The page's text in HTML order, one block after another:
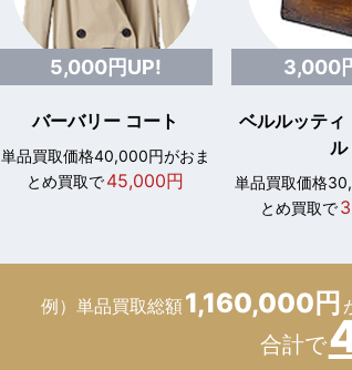
5,000円UP!
バーバリー コート
単品買取価格40,000円がおま
とめ買取で45,000円
3,000
ベルルッティ
ル
単品買取価格
とめ買取で
例）単品買取総額1,160,000円
合計で